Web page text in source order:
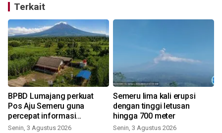
Terkait
BPBD Lumajang perkuat
Pos Aju Semeru guna
percepat informasi
kebencanaan
Senin, 3 Agustus 2026
Semeru lima kali erupsi
dengan tinggi letusan
hingga 700 meter
Senin, 3 Agustus 2026